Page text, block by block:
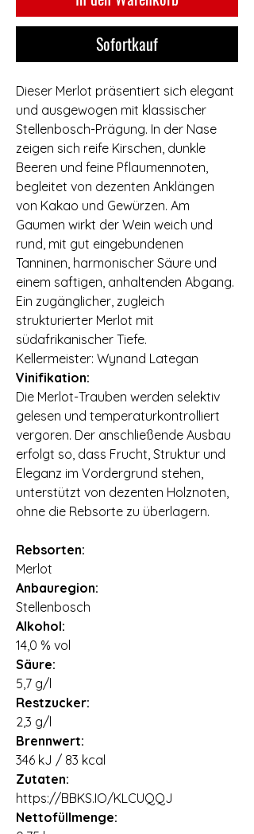
Sofortkauf
Dieser Merlot präsentiert sich elegant
und ausgewogen mit klassischer
Stellenbosch-Prägung. In der Nase
zeigen sich reife Kirschen, dunkle
Beeren und feine Pflaumennoten,
begleitet von dezenten Anklängen
von Kakao und Gewürzen. Am
Gaumen wirkt der Wein weich und
rund, mit gut eingebundenen
Tanninen, harmonischer Säure und
einem saftigen, anhaltenden Abgang.
Ein zugänglicher, zugleich
strukturierter Merlot mit
südafrikanischer Tiefe. ⠀
Kellermeister: Wynand Lategan ⠀
Vinifikation:
Die Merlot-Trauben werden selektiv
gelesen und temperaturkontrolliert
vergoren. Der anschließende Ausbau
erfolgt so, dass Frucht, Struktur und
Eleganz im Vordergrund stehen,
unterstützt von dezenten Holznoten,
ohne die Rebsorte zu überlagern.
Rebsorten:
Merlot
Anbauregion:
Stellenbosch
Alkohol:
14,0 % vol
Säure:
5,7 g/l
Restzucker:
2,3 g/l
Brennwert:
346 kJ / 83 kcal
Zutaten:
https://BBKS.IO/KLCUQQJ
Nettofüllmenge: